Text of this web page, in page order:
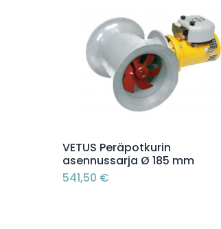
Lisää ostoskoriin
VETUS Peräpotkurin
asennussarja Ø 185 mm
541,50 €